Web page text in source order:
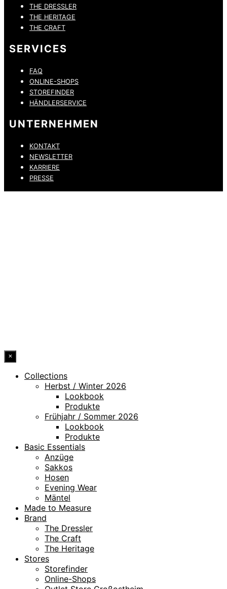
THE DRESSLER
THE HERITAGE
THE CRAFT
SERVICES
FAQ
ONLINE-SHOPS
STOREFINDER
HÄNDLERSERVICE
UNTERNEHMEN
KONTAKT
NEWSLETTER
KARRIERE
PRESSE
×
Collections
Herbst / Winter 2026
Lookbook
Produkte
Frühjahr / Sommer 2026
Lookbook
Produkte
Basic Essentials
Anzüge
Sakkos
Hosen
Evening Wear
Mäntel
Made to Measure
Brand
The Dressler
The Craft
The Heritage
Stores
Storefinder
Online-Shops